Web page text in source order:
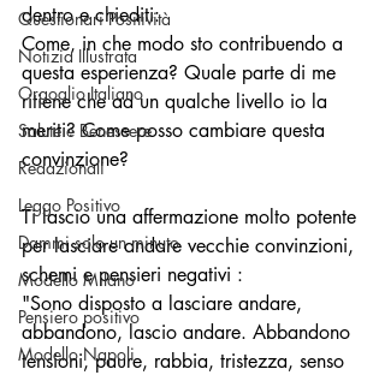
Questionari Positività
Notizia Illustrata
Orgoglio Italiano
Salute e Benessere
Redazionali
Leggo Positivo
Dammi solo un minuto
Modello Milano
Pensiero positivo
Modello Napoli
dentro e chiediti:
Come, in che modo sto contribuendo a
questa esperienza? Quale parte di me
ritiene che ad un qualche livello io la
meriti? Come posso cambiare questa
convinzione?
Ti lascio una affermazione molto potente
per lasciare andare vecchie convinzioni,
schemi e pensieri negativi :
"Sono disposto a lasciare andare,
abbandono, lascio andare. Abbandono
tensioni, paure, rabbia, tristezza, senso